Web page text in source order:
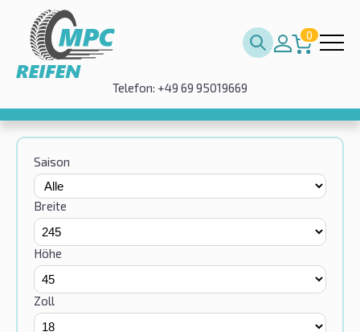
0
Telefon: +49 69 95019669
Saison
Breite
Höhe
Zoll